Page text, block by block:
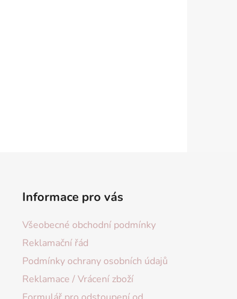
Informace pro vás
Všeobecné obchodní podmínky
Reklamační řád
Podmínky ochrany osobních údajů
Reklamace / Vrácení zboží